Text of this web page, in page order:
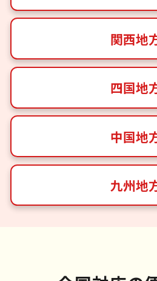
関西地
四国地
中国地
九州地